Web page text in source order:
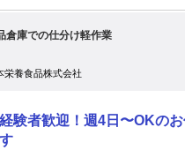
（フォークリフト運転・床上操作式
以上の資格を取得したスタッフも多
、このお仕事では働けない…」と諦めて
かいサポート体制 テクノ・サービス
に希望条件に合った仕事を紹介しま
して就業できるよう細かいことも、
や相談を受け止め、状況に合わせて
倉庫での仕分け軽作業
栄養食品株式会社
験者歓迎！週4日〜OKの